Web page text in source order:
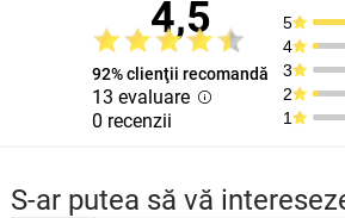
4,5
92% clienţii recomandă
13 evaluare
0 recenzii
5
4
3
2
1
S-ar putea să vă